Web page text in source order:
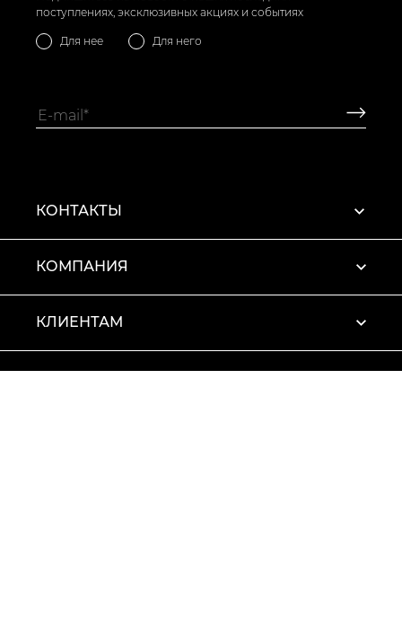
поступлениях, эксклюзивных акциях и событиях
Для нее Для него
КОНТАКТЫ
КОМПАНИЯ
КЛИЕНТАМ